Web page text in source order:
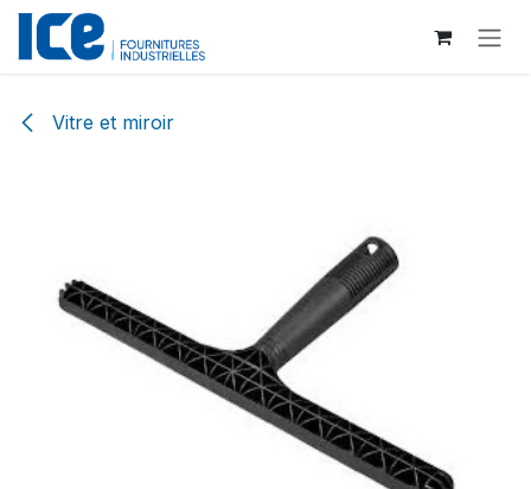
Se rendre au contenu
Vitre et miroir